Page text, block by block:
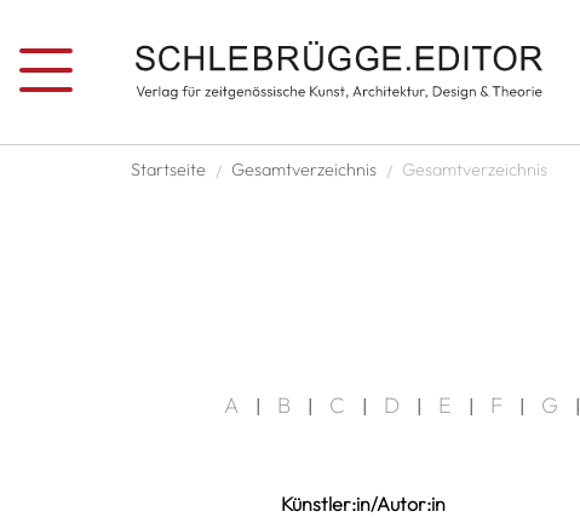
Pfadnavigation
Startseite Gesamtverzeichnis Gesamtverzeichnis
A | B | C | D | E | F | G |
Künstler:in/Autor:in